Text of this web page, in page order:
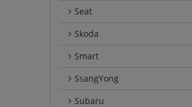
Seat
Skoda
Smart
SsangYong
Subaru